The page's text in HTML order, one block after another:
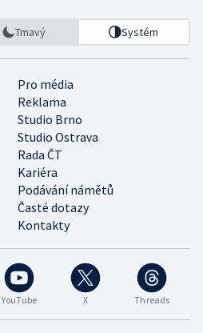
Tmavý Systém
Pro média
Reklama
Studio Brno
Studio Ostrava
Rada ČT
Kariéra
Podávání námětů
Časté dotazy
Kontakty
YouTube X Threads